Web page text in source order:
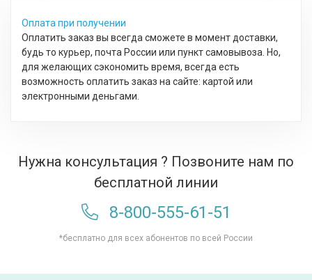
Оплата при получении
Оплатить заказ вы всегда сможете в момент доставки,
будь то курьер, почта России или пункт самовывоза. Но,
для желающих сэкономить время, всегда есть
возможность оплатить заказ на сайте: картой или
электронными деньгами.
Нужна консультация ? Позвоните нам по
бесплатной линии
8-800-555-61-51
*бесплатно для всех абонентов по всей России